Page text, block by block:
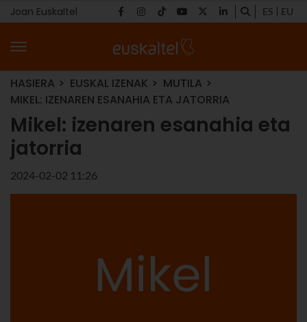
Joan Euskaltel ES EU
HASIERA EUSKAL IZENAK
MUTILA
MIKEL: IZENAREN ESANAHIA ETA JATORRIA
Mikel: izenaren esanahia eta
jatorria
2024-02-02 11:26